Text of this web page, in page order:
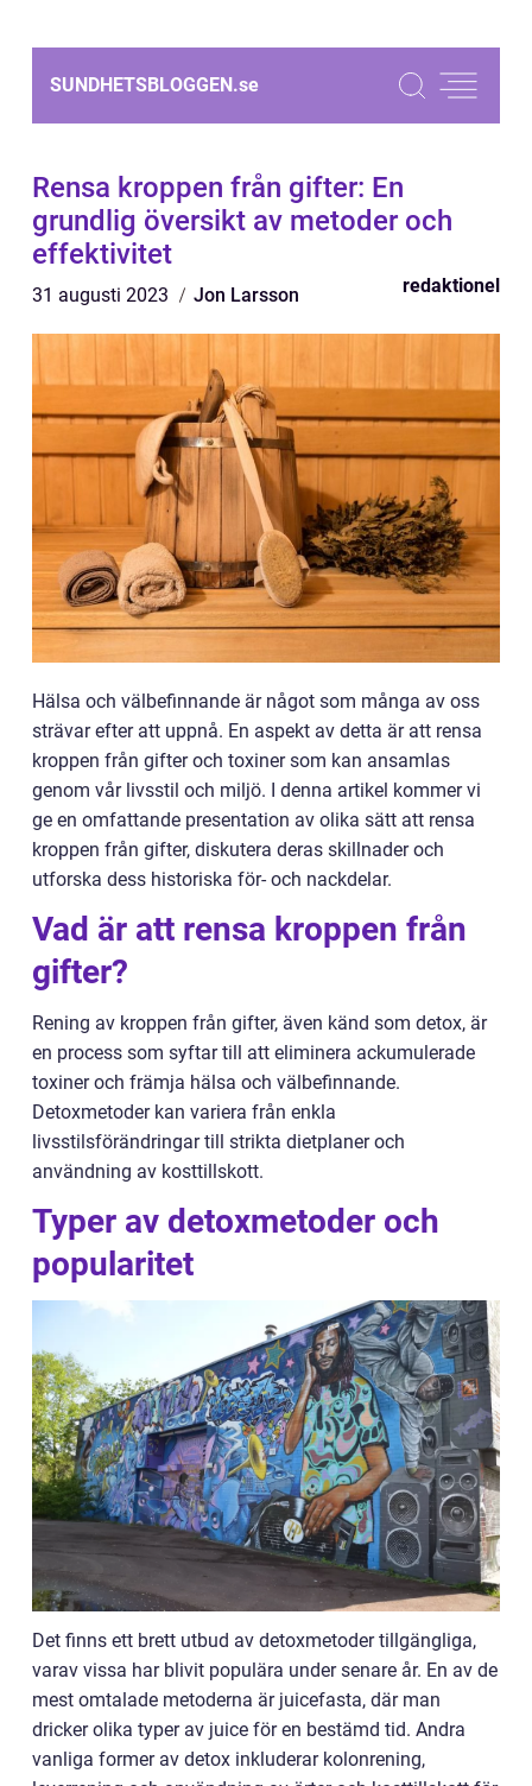
SUNDHETSBLOGGEN.se
Rensa kroppen från gifter: En
grundlig översikt av metoder och
effektivitet
31 augusti 2023 Jon Larsson redaktionel
Hälsa och välbefinnande är något som många av oss
strävar efter att uppnå. En aspekt av detta är att rensa
kroppen från gifter och toxiner som kan ansamlas
genom vår livsstil och miljö. I denna artikel kommer vi
ge en omfattande presentation av olika sätt att rensa
kroppen från gifter, diskutera deras skillnader och
utforska dess historiska för- och nackdelar.
Vad är att rensa kroppen från
gifter?
Rening av kroppen från gifter, även känd som detox, är
en process som syftar till att eliminera ackumulerade
toxiner och främja hälsa och välbefinnande.
Detoxmetoder kan variera från enkla
livsstilsförändringar till strikta dietplaner och
användning av kosttillskott.
Typer av detoxmetoder och
popularitet
Det finns ett brett utbud av detoxmetoder tillgängliga,
varav vissa har blivit populära under senare år. En av de
mest omtalade metoderna är juicefasta, där man
dricker olika typer av juice för en bestämd tid. Andra
vanliga former av detox inkluderar kolonrening,